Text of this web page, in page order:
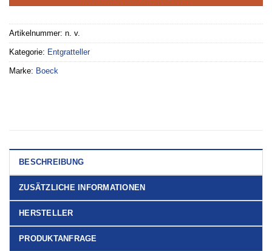
Artikelnummer: n. v.
Kategorie: Entgratteller
Marke: Boeck
BESCHREIBUNG
ZUSÄTZLICHE INFORMATIONEN
HERSTELLER
PRODUKTANFRAGE